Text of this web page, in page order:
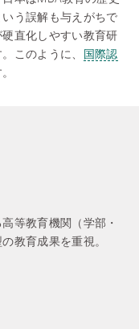
う誤解も与えがちで
直化しやすい教育研
このように、 国際認
等教育機関（学部・
教育成果を重視。